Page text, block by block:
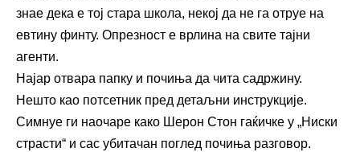
знае дека е тој стара школа, некој да не га отруе на
евтину финту. Опрезност е врлина на свите тајни
агенти.
Најар отвара папку и почиња да чита садржину.
Нешто као потсетник пред детаљни инструкције.
Симнуе ги наочаре како Шерон Стон гаќичке у „Ниски
страсти“ и сас убитачан поглед почиња разговор.